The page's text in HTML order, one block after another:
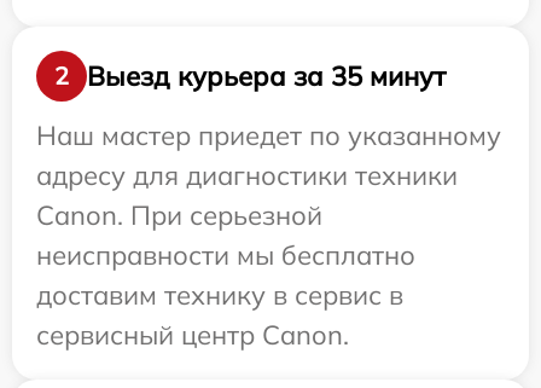
2
Выезд курьера за 35 минут
Наш мастер приедет по указанному
адресу для диагностики техники
Canon. При серьезной
неисправности мы бесплатно
доставим технику в сервис в
сервисный центр Canon.